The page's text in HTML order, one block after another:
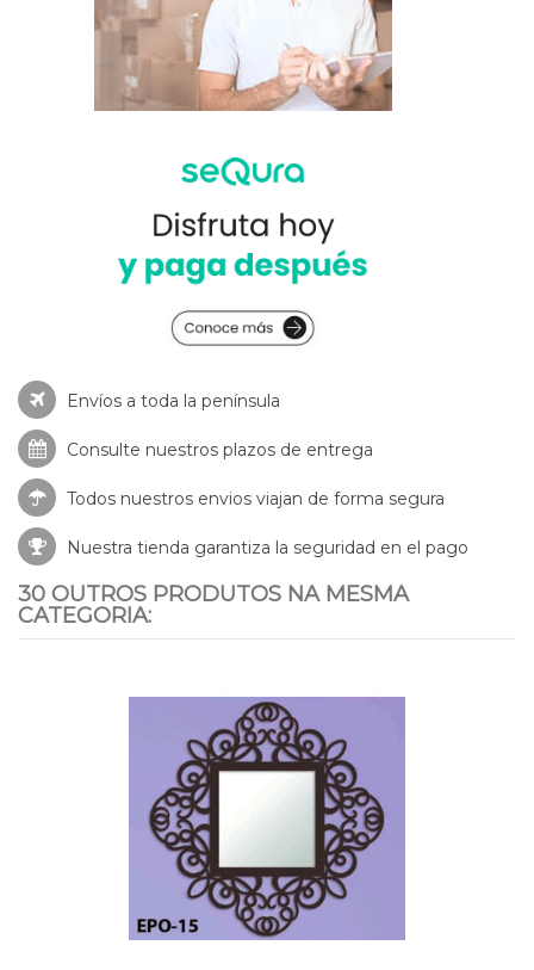
Envíos a toda la península
Consulte nuestros plazos de entrega
Todos nuestros envios viajan de forma segura
Nuestra tienda garantiza la seguridad en el pago
30 OUTROS PRODUTOS NA MESMA
CATEGORIA: